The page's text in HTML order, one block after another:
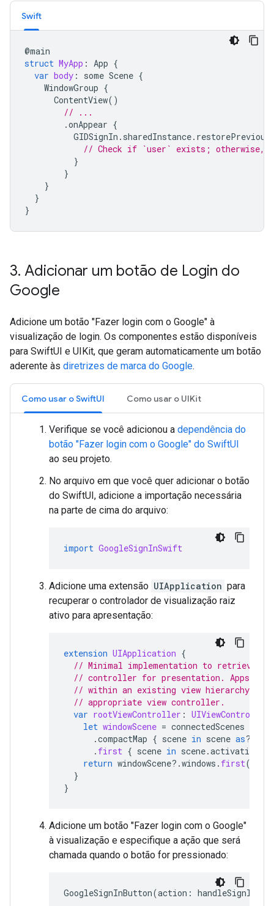
Swift
@main
struct MyApp : App {
var body : some Scene {
WindowGroup {
ContentView()
// ...
.onAppear {
GIDSignIn . sharedInstance.
// Check if `user` exists; otherwise,
}
}
}
}
}
3. Adicionar um botão de Login do
Google
Adicione um botão "Fazer login com o Google" à
visualização de login. Os componentes estão disponíveis
para SwiftUI e UIKit, que geram automaticamente um botão
aderente às diretrizes de marca do Google.
Como usar o SwiftUI Como usar o UIKit
Verifique se você adicionou a dependência do
botão "Fazer login com o Google" do SwiftUI
ao seu projeto.
No arquivo em que você quer adicionar o botão
do SwiftUI, adicione a importação necessária
na parte de cima do arquivo:
import GoogleSignInSwift
Adicione uma extensão UIApplication para
recuperar o controlador de visualização raiz
ativo para apresentação:
extension UIApplication {
// Minimal implementation to retrieve
// controller for presentation. Apps
// within an existing view hierarchy
// appropriate view controller.
var rootViewController : UIViewController
let windowScene = connectedScenes
.compactMap { scene in scene as?
. first { scene in scene.
return windowScene?.windows . first(
}
}
Adicione um botão "Fazer login com o Google"
à visualização e especifique a ação que será
chamada quando o botão for pressionado:
GoogleSignInButton(action :